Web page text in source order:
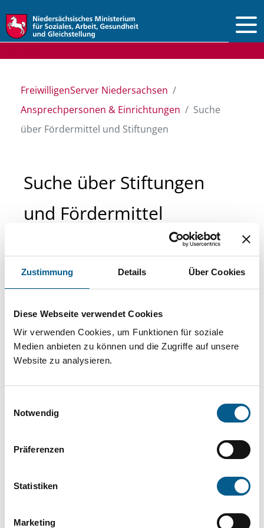
Zustimmung Details Über Cookies
Diese Webseite verwendet Cookies
Wir verwenden Cookies, um Funktionen für soziale
Medien anbieten zu können und die Zugriffe auf unsere
Website zu analysieren.
Notwendig
Präferenzen
Statistiken
Marketing
FreiwilligenServer Niedersachsen
Ansprechpersonen & Einrichtungen
Suche
über Fördermittel und Stiftungen
Suche über Stiftungen
und Fördermittel
Sie suchen finanzielle Unterstützung für ein
Projekt oder ein Vorhaben? Hier können Sie
direkt über unsere Fördermitteldatenbank und
Stiftungsdatenbank recherchieren. Bei der
Suche bitte die Groß- und Kleinschreibung
beachten.
Bitte Suchbegriff eingeben. Ergebnisse
können durch die Wahl von Bereichen oder
Suchen